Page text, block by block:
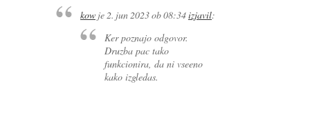
kowje2. jun 2023 ob 08:34izjavil:
Ker poznajo odgovor.
Druzba pac tako
funkcionira, da ni vseeno
kako izgledas.